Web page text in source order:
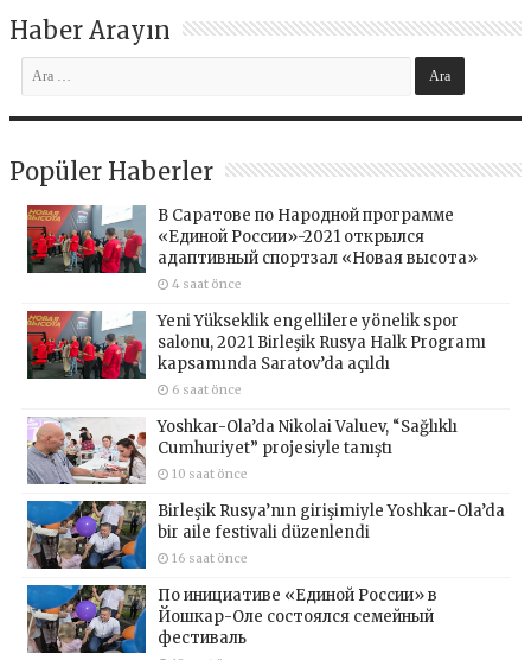
Haber Arayın
Popüler Haberler
В Саратове по Народной программе
«Единой России»-2021 открылся
адаптивный спортзал «Новая высота»
4 saat önce
Yeni Yükseklik engellilere yönelik spor
salonu, 2021 Birleşik Rusya Halk Programı
kapsamında Saratov’da açıldı
6 saat önce
Yoshkar-Ola’da Nikolai Valuev, “Sağlıklı
Cumhuriyet” projesiyle tanıştı
10 saat önce
Birleşik Rusya’nın girişimiyle Yoshkar-Ola’da
bir aile festivali düzenlendi
16 saat önce
По инициативе «Единой России» в
Йошкар-Оле состоялся семейный
фестиваль